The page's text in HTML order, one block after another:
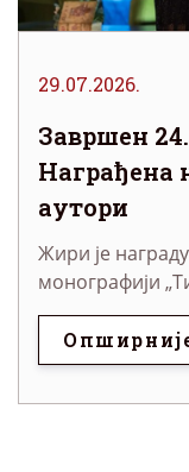
29.07.2026.
Завршен
Награђена
аутори
Жири је
монографији